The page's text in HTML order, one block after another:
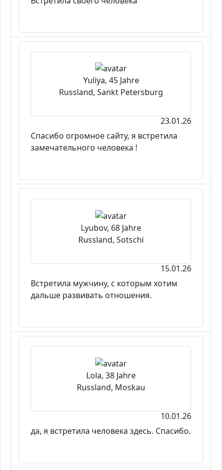
Yuliya, 45 Jahre
Russland, Sankt Petersburg
23.01.26
Спасибо огромное сайту, я встретила
замечательного человека !
Lyubov, 68 Jahre
Russland, Sotschi
15.01.26
Встретила мужчину, с которым хотим
дальше развивать отношения.
Lola, 38 Jahre
Russland, Moskau
10.01.26
да, я встретила человека здесь. Спасибо.